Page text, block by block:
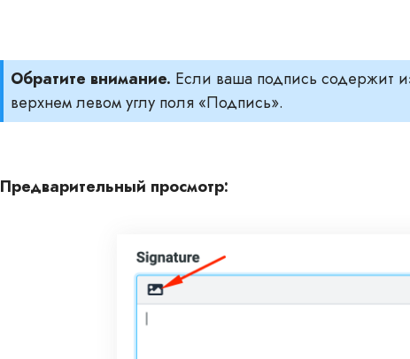
Обратите внимание. Если ваша подпись содержит
верхнем левом углу поля «Подпись».
Предварительный просмотр: